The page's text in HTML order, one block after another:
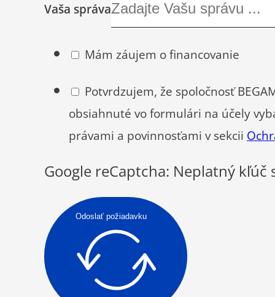
Vaša správa
Mám záujem o financovanie
Potvrdzujem, že spoločnosť
obsiahnuté vo formulári na účely
právami a povinnosťami v sekcii
Google reCaptcha: Neplatný kľúč
Odoslať požiadavku